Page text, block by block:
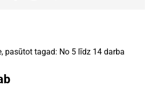
pasūtot tagad: No 5 līdz 14 darba